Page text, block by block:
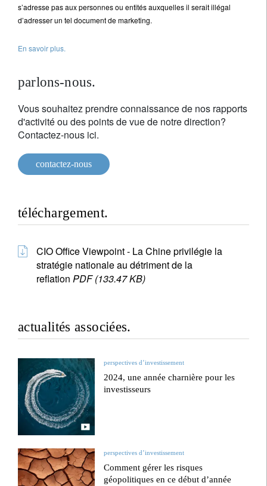
s’adresse pas aux personnes ou entités auxquelles il serait illégal
d’adresser un tel document de marketing.
En savoir plus.
parlons-nous.
Vous souhaitez prendre connaissance de nos rapports
d'activité ou des points de vue de notre direction?
Contactez-nous ici.
contactez-nous
téléchargement.
CIO Office Viewpoint - La Chine privilégie la
stratégie nationale au détriment de la
reflation PDF (133.47 KB)
actualités associées.
perspectives d’investissement
2024, une année charnière pour les
investisseurs
perspectives d’investissement
Comment gérer les risques
géopolitiques en ce début d’année